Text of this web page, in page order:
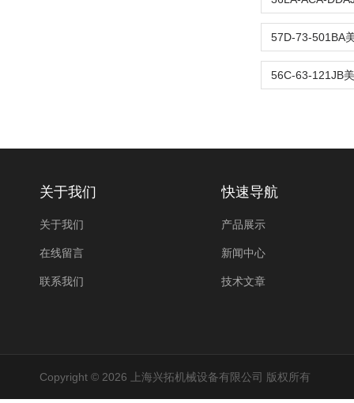
关于我们
关于我们
在线留言
联系我们
快速导航
产品展示
新闻中心
技术文章
Copyright © 2026 上海兴拓机械设备有限公司 版权所有